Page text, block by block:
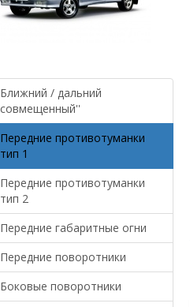
Ближний / дальний
совмещенный''
Передние противотуманки
тип 1
Передние противотуманки
тип 2
Передние габаритные огни
Передние поворотники
Боковые поворотники